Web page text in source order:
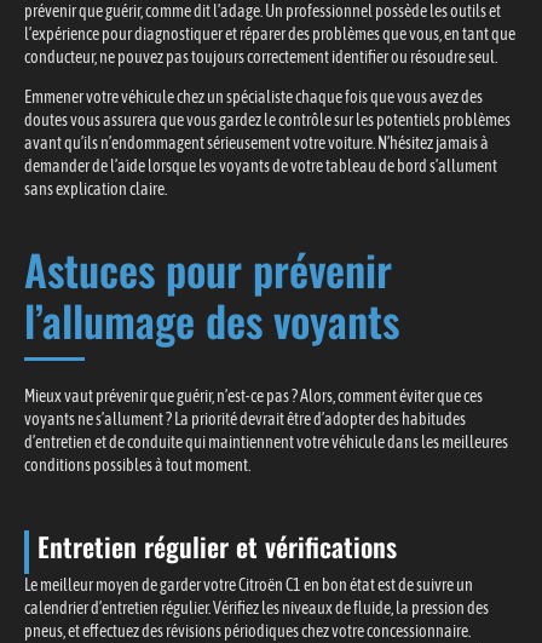
prévenir que guérir, comme dit l’adage. Un professionnel possède les outils et
l’expérience pour diagnostiquer et réparer des problèmes que vous, en tant que
conducteur, ne pouvez pas toujours correctement identifier ou résoudre seul.
Emmener votre véhicule chez un spécialiste chaque fois que vous avez des
doutes vous assurera que vous gardez le contrôle sur les potentiels problèmes
avant qu’ils n’endommagent sérieusement votre voiture. N’hésitez jamais à
demander de l’aide lorsque les voyants de votre tableau de bord s’allument
sans explication claire.
Astuces pour prévenir
l’allumage des voyants
Mieux vaut prévenir que guérir, n’est-ce pas ? Alors, comment éviter que ces
voyants ne s’allument ? La priorité devrait être d’adopter des habitudes
d’entretien et de conduite qui maintiennent votre véhicule dans les meilleures
conditions possibles à tout moment.
Entretien régulier et vérifications
Le meilleur moyen de garder votre Citroën C1 en bon état est de suivre un
calendrier d’entretien régulier. Vérifiez les niveaux de fluide, la pression des
pneus, et effectuez des révisions périodiques chez votre concessionnaire.